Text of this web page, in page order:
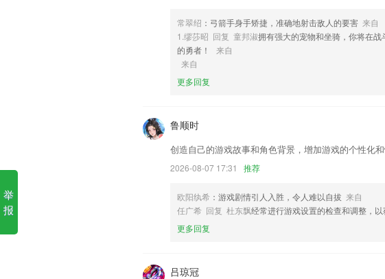
66购彩下载安装软件优势
1.·高效学习备考，比看书节省时间，帮助您在考试路上省时省
2.【口碑】近万名考生强烈推荐,往期学生好评如潮.
4.标准、计划、监测、促进
5.应用截图
调整我的任务模块
优化管家信息
3版享5折优惠
常翠绍 ：弓箭手身手矫捷，准确地射击敌人的要害 来自
1.缪莎昭 回复 童邦淑拥有强大的宠物和坐骑，你将在
的勇者！
来自
来自
更多回复
鲁顺时
创造自己的游戏故事和角色背景，增加游戏的个性化
2026-08-07 17:31 推荐
欧阳纨希 ：游戏剧情引人入胜，令人难以自拔 来自
任广希 回复 杜东飘经常进行游戏设置的检查和调整，
更多回复
吕琼冠
举
报